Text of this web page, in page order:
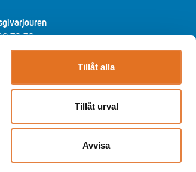
Tillåt alla
Tillåt urval
Avvisa
79 70
kl 08:30-16:30 - lunchstängt
19, Stockholm
Box 55525, 102 04 Stockholm